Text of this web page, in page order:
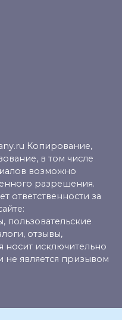
Копирование,
в том числе
возможно
разрешения.
ответственности за
отзывы,
носит исключительно
не является призывом